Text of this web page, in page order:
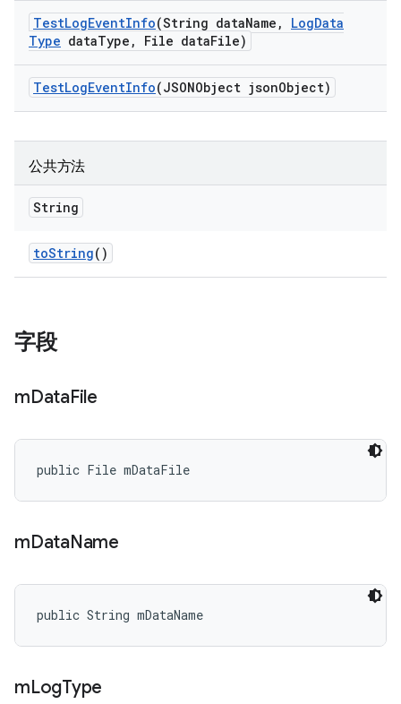
TestLogEventInfo(String dataName , LogData
Type dataType , File dataFile)
TestLogEventInfo(JSONObject jsonObject)
公共方法
String
toString()
字段
mDataFile
public File mDataFile
mDataName
public String mDataName
mLogType